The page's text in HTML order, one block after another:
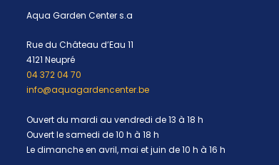
Aqua Garden Center s.a
Rue du Château d’Eau 11
4121 Neupré
04 372 04 70
info@aquagardencenter.be
Ouvert du mardi au vendredi de 13 à 18 h
Ouvert le samedi de 10 h à 18 h
Le dimanche en avril, mai et juin de 10 h à 16 h